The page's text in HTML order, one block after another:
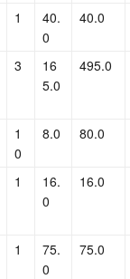
1
40.
0
40.0
3
16
5.0
495.0
1
0
8.0 80.0
1
16.
0
16.0
1
75.
0
75.0